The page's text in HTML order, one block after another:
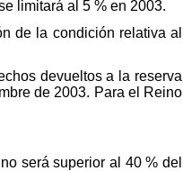
limitará al 5 % en 2003.
de la condición relativa al
devueltos a la reserva
de 2003. Para el Reino
será superior al 40 % del